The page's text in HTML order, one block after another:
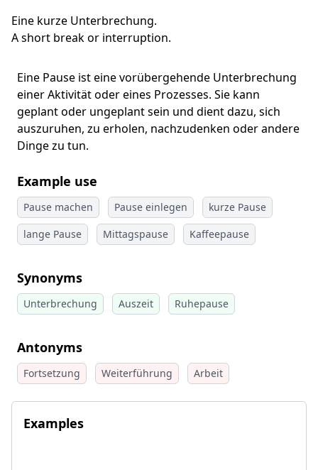
Eine kurze Unterbrechung.
A short break or interruption.
Eine Pause ist eine vorübergehende Unterbrechung
einer Aktivität oder eines Prozesses. Sie kann
geplant oder ungeplant sein und dient dazu, sich
auszuruhen, zu erholen, nachzudenken oder andere
Dinge zu tun.
Example use
Pause machen Pause einlegen
kurze Pause
lange Pause
Mittagspause Kaffeepause
Synonyms
Unterbrechung Auszeit Ruhepause
Antonyms
Fortsetzung Weiterführung Arbeit
Examples